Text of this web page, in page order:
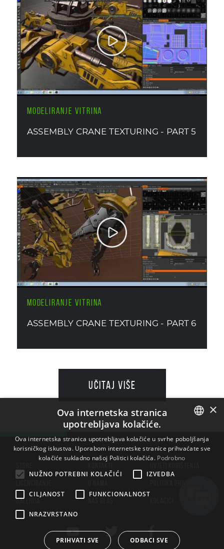
MODELIRANJE VITRINA
ASSEMBLY CRANE TEXTURING - PART 5
MODELIRANJE VITRINA
ASSEMBLY CRANE TEXTURING - PART 6
UČITAJ VIŠE
GALERIJA
ENGLISH
ESTONIAN
×
Ova internetska stranica
upotrebljava kolačiće.
Ova internetska stranica upotrebljava kolačiće u svrhe poboljšanja
korisničkog iskustva. Uporabom internetske stranice prihvaćate sve
kolačiće sukladno našoj Politici kolačića. Podrobno
NUŽNO POTREBNI KOLAČIĆI
IZVEDBA
CILJANOST FUNKCIONALNOST
NRAZVRSTANO
PRIHVATI SVE ODBACI SVE